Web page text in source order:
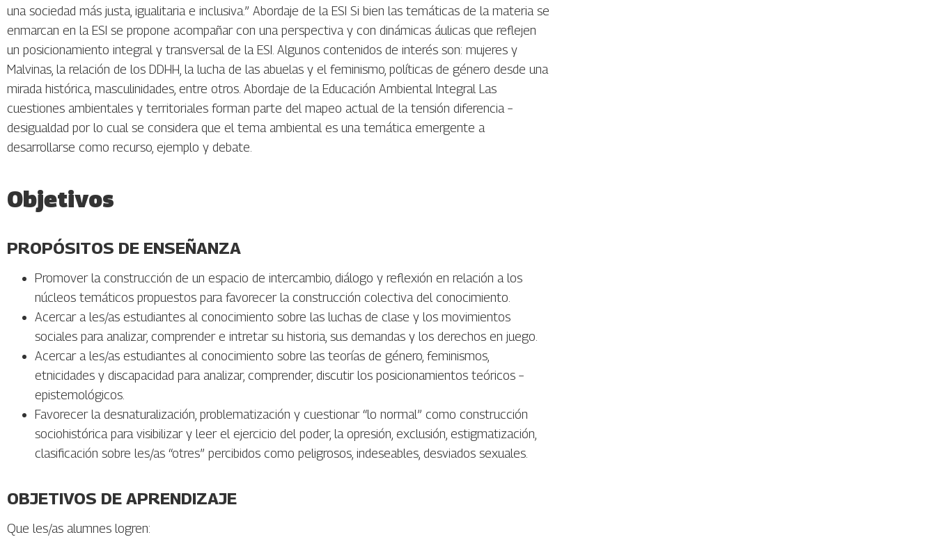
una sociedad más justa, igualitaria e inclusiva.” Abordaje de la ESI Si bien las temáticas de la materia se
enmarcan en la ESI se propone acompañar con una perspectiva y con dinámicas áulicas que reflejen
un posicionamiento integral y transversal de la ESI. Algunos contenidos de interés son: mujeres y
Malvinas, la relación de los DDHH, la lucha de las abuelas y el feminismo, políticas de género desde una
mirada histórica, masculinidades, entre otros. Abordaje de la Educación Ambiental Integral Las
cuestiones ambientales y territoriales forman parte del mapeo actual de la tensión diferencia –
desigualdad por lo cual se considera que el tema ambiental es una temática emergente a
desarrollarse como recurso, ejemplo y debate.
Objetivos
PROPÓSITOS DE ENSEÑANZA
Promover la construcción de un espacio de intercambio, diálogo y reflexión en relación a los
núcleos temáticos propuestos para favorecer la construcción colectiva del conocimiento.
Acercar a les/as estudiantes al conocimiento sobre las luchas de clase y los movimientos
sociales para analizar, comprender e intretar su historia, sus demandas y los derechos en juego.
Acercar a les/as estudiantes al conocimiento sobre las teorías de género, feminismos,
etnicidades y discapacidad para analizar, comprender, discutir los posicionamientos teóricos –
epistemológicos.
Favorecer la desnaturalización, problematización y cuestionar “lo normal” como construcción
sociohistórica para visibilizar y leer el ejercicio del poder, la opresión, exclusión, estigmatización,
clasificación sobre les/as “otres” percibidos como peligrosos, indeseables, desviados sexuales.
OBJETIVOS DE APRENDIZAJE
Que les/as alumnes logren: